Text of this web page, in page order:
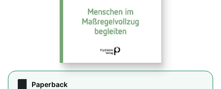
Paperback